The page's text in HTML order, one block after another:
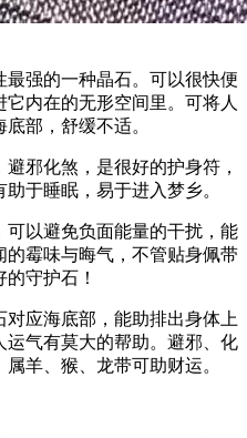
强的一种晶石。可以很快便
内在的无形空间里。可将人
部，舒缓不适。
邪化煞，是很好的护身符，
于睡眠，易于进入梦乡。
以避免负面能量的干扰，能
霉味与晦气，不管贴身佩带
守护石！
应海底部，能助排出身体上
气有莫大的帮助。避邪、化
羊、猴、龙带可助财运。